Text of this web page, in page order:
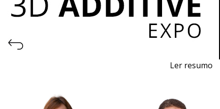
Ler resumo
Del 11 al 13 de Noviembre de 2026 - EXPOSALÃO,